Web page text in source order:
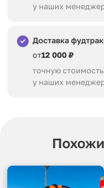
у наших
Доставка
от12 000 ₽
точную
у наших